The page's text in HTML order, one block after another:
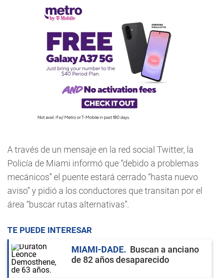
A través de un mensaje en la red social Twitter, la
Policía de Miami informó que “debido a problemas
mecánicos” el puente estará cerrado “hasta nuevo
aviso” y pidió a los conductores que transitan por el
área “buscar rutas alternativas”.
TE PUEDE INTERESAR
MIAMI-DADE
Buscan a anciano
de 82 años desaparecido